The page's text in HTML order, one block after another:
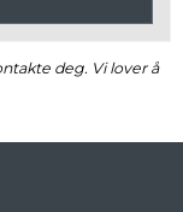
deg. Vi lover å